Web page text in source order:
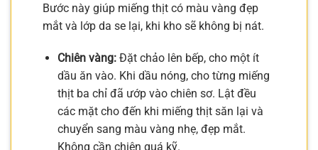
Bước này giúp miếng thịt có màu vàng đẹp
mắt và lớp da se lại, khi kho sẽ không bị nát.
Chiên vàng:Đặt chảo lên bếp, cho một ít
dầu ăn vào. Khi dầu nóng, cho từng miếng
thịt ba chỉ đã ướp vào chiên sơ. Lật đều
các mặt cho đến khi miếng thịt săn lại và
chuyển sang màu vàng nhẹ, đẹp mắt.
Không cần chiên quá kỹ.